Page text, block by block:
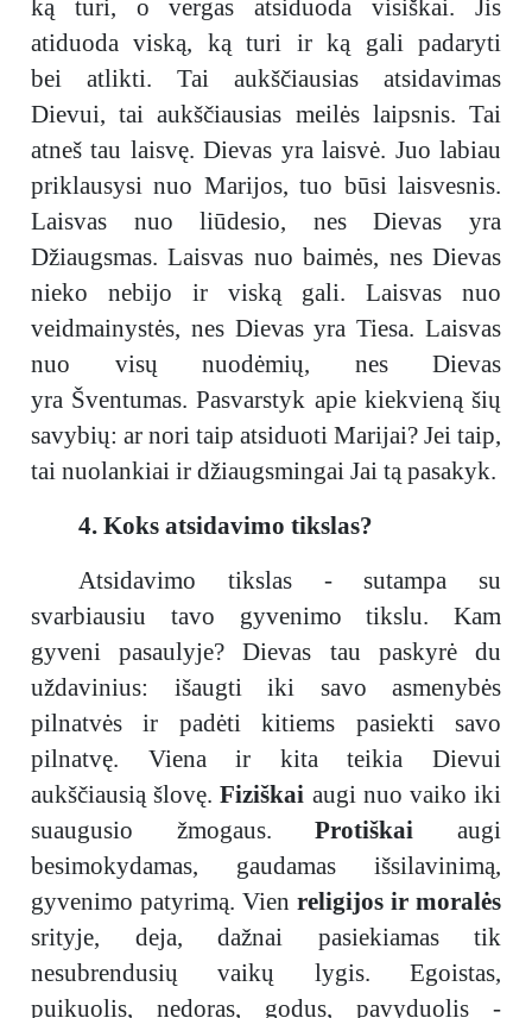
ką turi, o vergas atsiduoda visiškai. Jis
atiduoda viską, ką turi ir ką gali padaryti
bei atlikti. Tai aukščiausias atsidavimas
Dievui, tai aukščiausias meilės laipsnis. Tai
atneš tau laisvę. Dievas yra laisvė. Juo labiau
priklausysi nuo Marijos, tuo būsi laisvesnis.
Laisvas nuo liūdesio, nes Dievas yra
Džiaugsmas. Laisvas nuo baimės, nes Dievas
nieko nebijo ir viską gali. Laisvas nuo
veidmainystės, nes Dievas yra Tiesa. Laisvas
nuo visų nuodėmių, nes Dievas
yra Šventumas. Pasvarstyk apie kiekvieną šių
savybių: ar nori taip atsiduoti Marijai? Jei taip,
tai nuolankiai ir džiaugsmingai Jai tą pasakyk.
4. Koks atsidavimo tikslas?
Atsidavimo tikslas - sutampa su
svarbiausiu tavo gyvenimo tikslu. Kam
gyveni pasaulyje? Dievas tau paskyrė du
uždavinius: išaugti iki savo asmenybės
pilnatvės ir padėti kitiems pasiekti savo
pilnatvę. Viena ir kita teikia Dievui
aukščiausią šlovę.Fiziškai augi nuo vaiko iki
suaugusio žmogaus.Protiškaiaugi
besimokydamas, gaudamas išsilavinimą,
gyvenimo patyrimą. Vien religijos ir moralės
srityje, deja, dažnai pasiekiamas tik
nesubrendusių vaikų lygis. Egoistas,
puikuolis, nedoras, godus, pavyduolis -